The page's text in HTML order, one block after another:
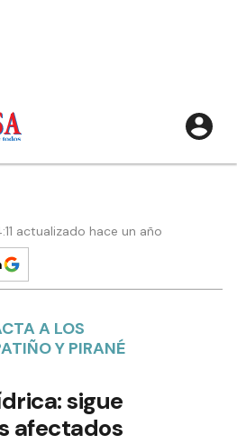
actualizado hace un año
A LOS
Y PIRANÉ
sigue
afectados